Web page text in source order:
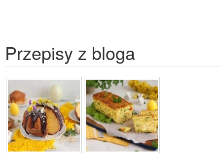
Przepisy z bloga